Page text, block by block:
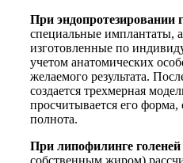
При эндопротезировании
специальные имплантаты,
изготовленные по
учетом анатомических
желаемого результата.
создается трехмерная
просчитывается его
полнота.
При липофилинге голеней
собственным жиром)